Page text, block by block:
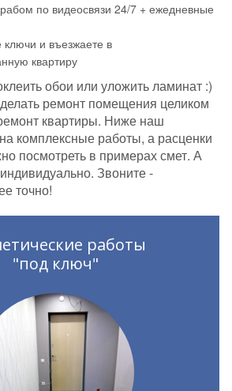
по видеосвязи 24/7 + ежедневные
ключи и въезжаете в
квартиру
обои или уложить ламинат :)
ремонт помещения целиком
квартиры. Ниже наш
комплексные работы, а расценки
посмотреть в примерах смет. А
Звоните -
точно!
работы
"под ключ"